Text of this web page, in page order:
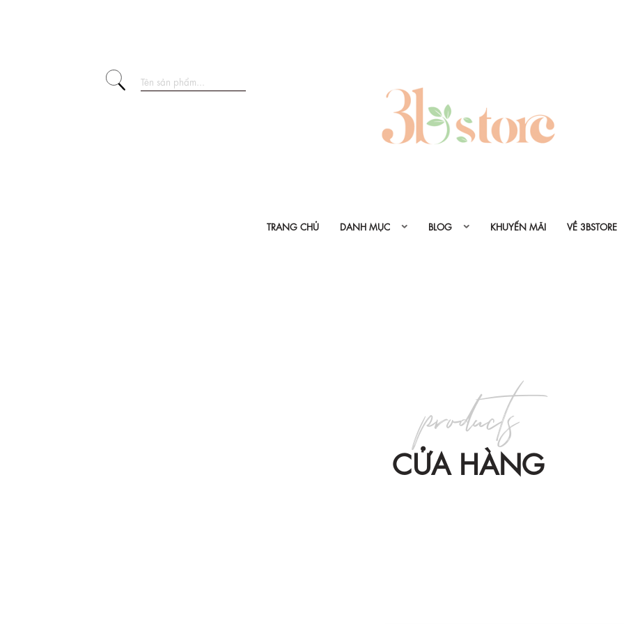
TRANG CHỦ DANH MỤC BLOG KHUYẾN MÃI VỀ 3BSTORE
CỬA HÀNG
products